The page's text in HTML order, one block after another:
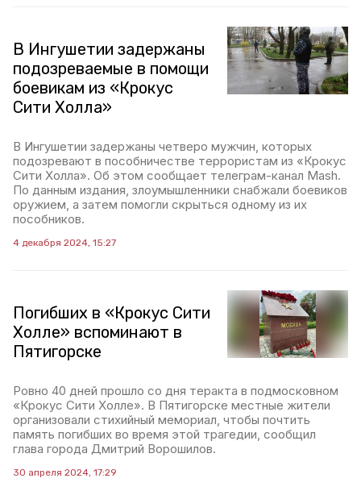
В Ингушетии задержаны
подозреваемые в помощи
боевикам из «Крокус
Сити Холла»
В Ингушетии задержаны четверо мужчин, которых
подозревают в пособничестве террористам из «Крокус
Сити Холла». Об этом сообщает телеграм-канал Mash.
По данным издания, злоумышленники снабжали боевиков
оружием, а затем помогли скрыться одному из их
пособников.
4 декабря 2024, 15:27
Погибших в «Крокус Сити
Холле» вспоминают в
Пятигорске
Ровно 40 дней прошло со дня теракта в подмосковном
«Крокус Сити Холле». В Пятигорске местные жители
организовали стихийный мемориал, чтобы почтить
память погибших во время этой трагедии, сообщил
глава города Дмитрий Ворошилов.
30 апреля 2024, 17:29